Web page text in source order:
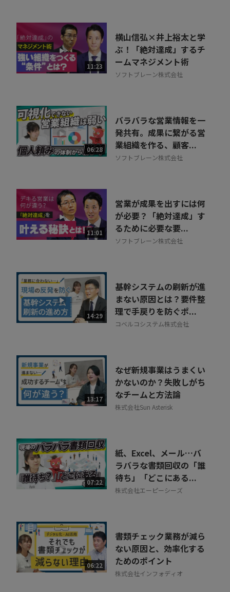
11:23
横山信弘×井上裕太と学
ぶ！「絶対達成」するチ
ームマネジメント術
ソフトブレーン株式会社
06:28
バラバラな営業情報を一
発共有。成果に繋がる営
業組織を作る、顧客...
ソフトブレーン株式会社
11:01
営業が成果を出すには何
が必要？「絶対達成」す
るために必要な要...
ソフトブレーン株式会社
14:29
基幹システムの刷新が進
まない原因とは？要件整
理で手戻りを防ぐポ...
コベルコシステム株式会社
13:17
なぜ新規事業はうまくい
かないのか？失敗しがち
なチームと方法論
株式会社Sun Asterisk
07:22
紙、Excel、メール…バ
ラバラな書類回収の「誰
待ち」「どこにある...
株式会社エーピーシーズ
06:22
書類チェック業務が減ら
ない原因と、効率化する
ためのポイント
株式会社インフォディオ